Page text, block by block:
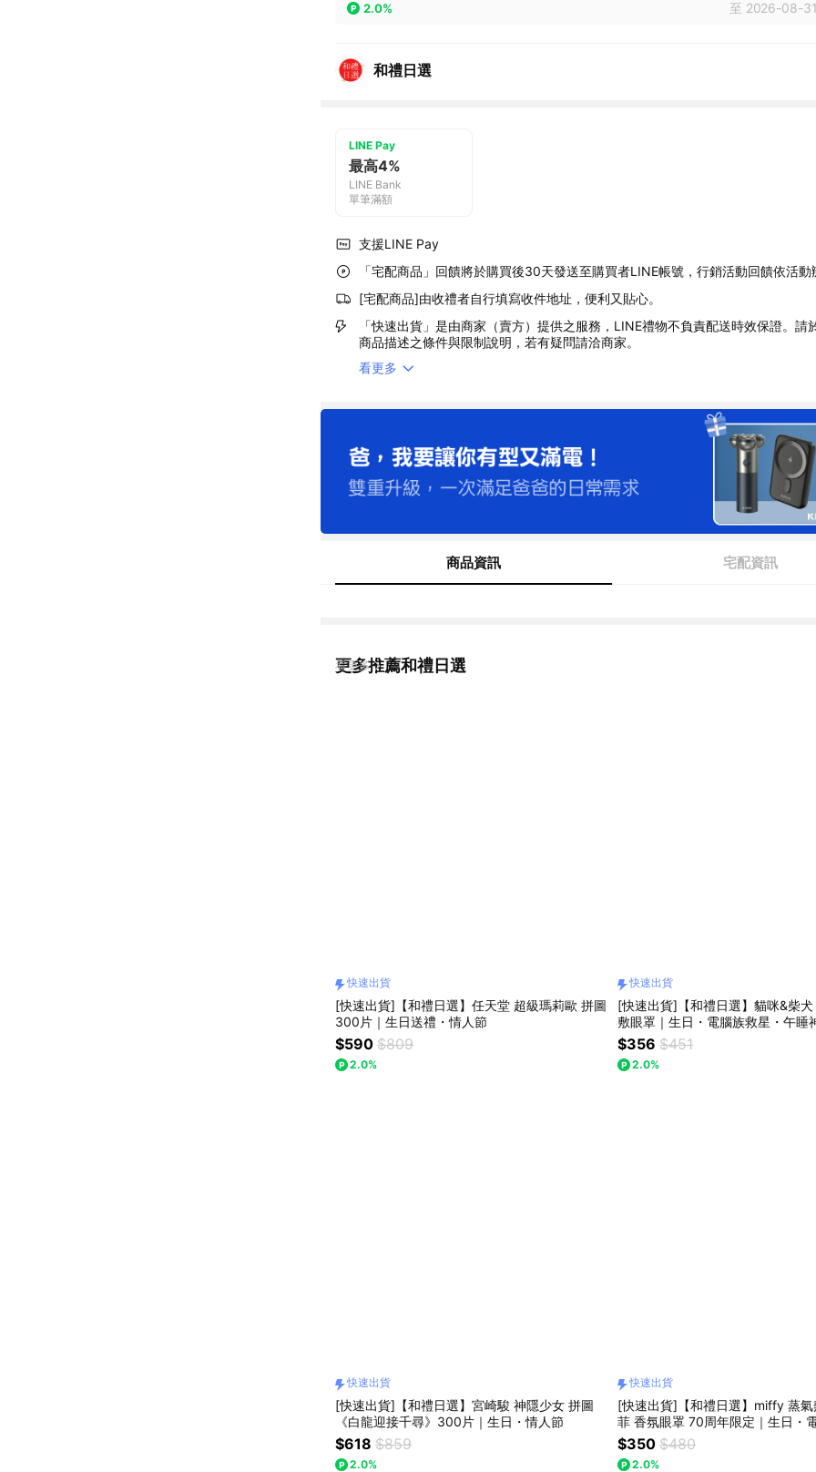
2.0% 至 2026-08-
和禮日選
LINE Pay
最高4%
LINE Bank
單筆滿額
支援LINE Pay
「宅配商品」回饋將於購買後30天發送至購買者LINE帳號，行銷活動回饋依活動
[宅配商品]由收禮者自行填寫收件地址，便利又貼心。
「快速出貨」是由商家（賣方）提供之服務，LINE禮物不負責配送時效保證。請
商品描述之條件與限制說明，若有疑問請洽商家。
看更多
商品資訊 宅配資訊
更多推薦和禮日選
看更多
快速出貨
[快速出貨]【和禮日選】任天堂 超級瑪莉歐 拼圖
300片｜生日送禮・情人節
$590 $809
2.0%
快速出貨
[快速出貨]【和禮日選】貓咪&柴
敷眼罩｜生日・電腦族救星・午睡
$356 $451
2.0%
快速出貨
[快速出貨]【和禮日選】宮崎駿 神隱少女 拼圖
《白龍迎接千尋》300片｜生日・情人節
$618 $859
2.0%
快速出貨
[快速出貨]【和禮日選】miffy 蒸
菲 香氛眼罩 70周年限定｜生日・
午睡神器
$350 $480
2.0%